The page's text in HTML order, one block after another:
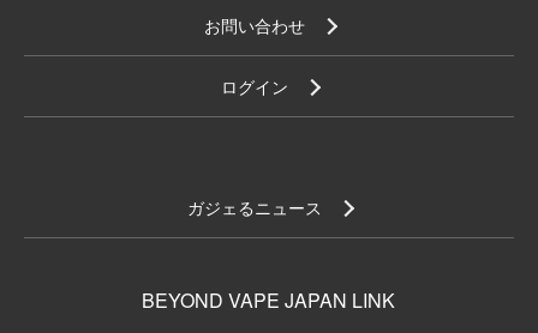
お問い合わせ
ログイン
ガジェるニュース
BEYOND VAPE JAPAN LINK